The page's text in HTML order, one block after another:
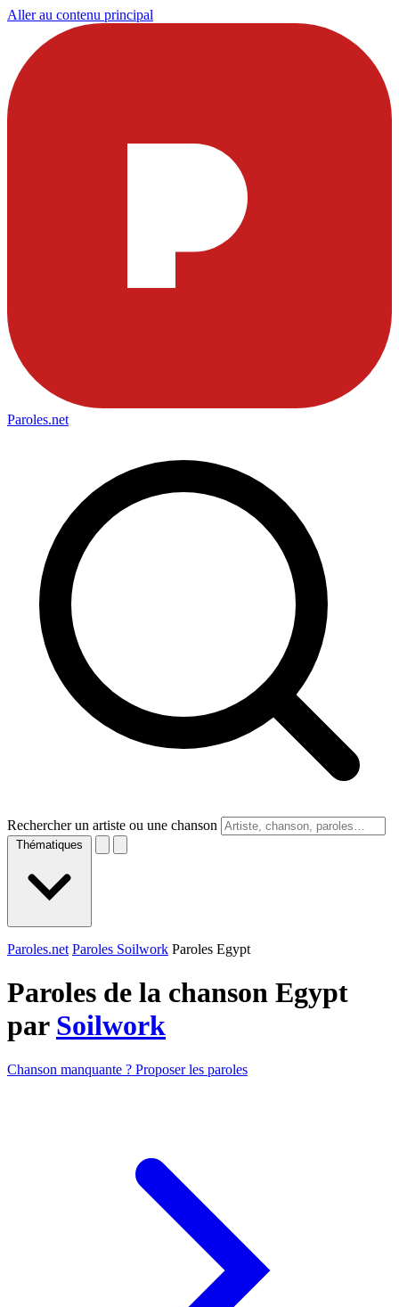
Aller au contenu principal
Paroles.net
Rechercher un artiste ou une chanson
Thématiques
Paroles.net Paroles Soilwork Paroles Egypt
Paroles de la chanson Egypt
par Soilwork
Chanson manquante ? Proposer les paroles